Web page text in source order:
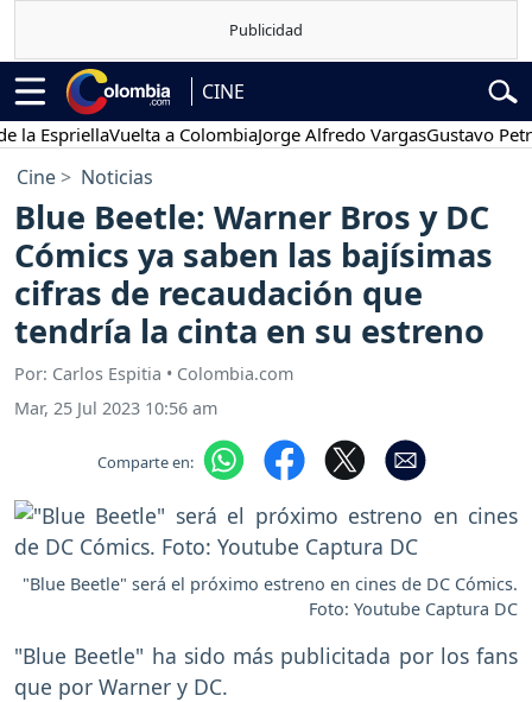
CINE
Vuelta a ColombiaJorge Alfredo VargasGustavo Petro
Cine Noticias
Blue Beetle: Warner Bros y DC
Cómics ya saben las bajísimas
cifras de recaudación que
tendría la cinta en su estreno
Por: Carlos Espitia • Colombia.com
Mar, 25 Jul 2023 10:56 am
Comparte en:
"Blue Beetle" será el próximo estreno en cines de DC Cómics.
Foto: Youtube Captura DC
"Blue Beetle" ha sido más publicitada por los fans
que por Warner y DC.